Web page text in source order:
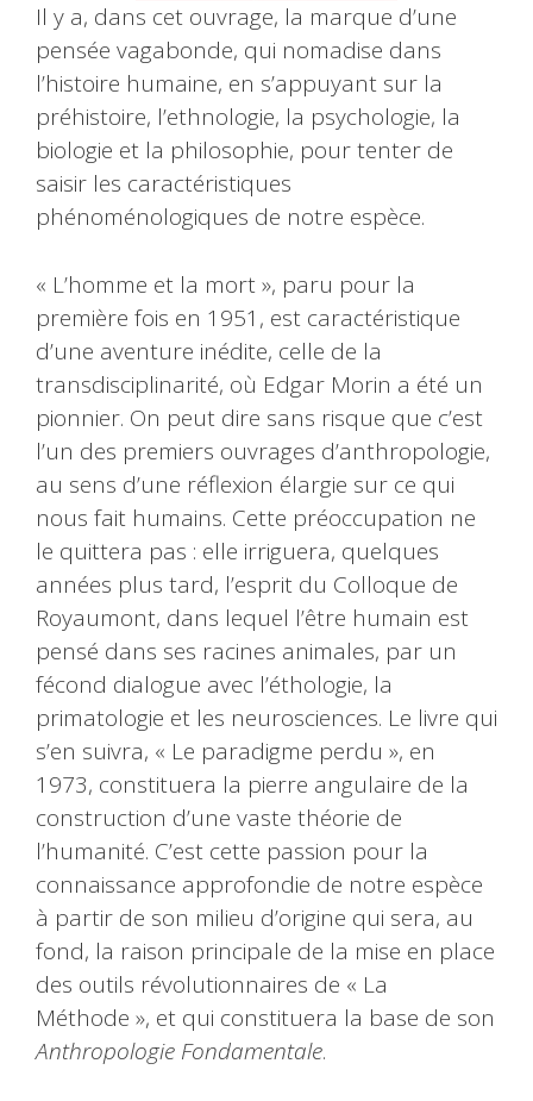
Il y a, dans cet ouvrage, la marque d’une
pensée vagabonde, qui nomadise dans
l’histoire humaine, en s’appuyant sur la
préhistoire, l’ethnologie, la psychologie, la
biologie et la philosophie, pour tenter de
saisir les caractéristiques
phénoménologiques de notre espèce.
« L’homme et la mort », paru pour la
première fois en 1951, est caractéristique
d’une aventure inédite, celle de la
transdisciplinarité, où Edgar Morin a été un
pionnier. On peut dire sans risque que c’est
l’un des premiers ouvrages d’anthropologie,
au sens d’une réflexion élargie sur ce qui
nous fait humains. Cette préoccupation ne
le quittera pas : elle irriguera, quelques
années plus tard, l’esprit du Colloque de
Royaumont, dans lequel l’être humain est
pensé dans ses racines animales, par un
fécond dialogue avec l’éthologie, la
primatologie et les neurosciences. Le livre qui
s’en suivra, « Le paradigme perdu », en
1973, constituera la pierre angulaire de la
construction d’une vaste théorie de
l’humanité. C’est cette passion pour la
connaissance approfondie de notre espèce
à partir de son milieu d’origine qui sera, au
fond, la raison principale de la mise en place
des outils révolutionnaires de « La
Méthode », et qui constituera la base de son
Anthropologie Fondamentale.